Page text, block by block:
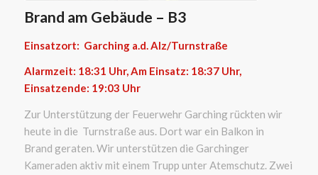
Brand am Gebäude – B3
Einsatzort: Garching a.d. Alz/Turnstraße
Alarmzeit: 18:31 Uhr, Am Einsatz: 18:37 Uhr,
Einsatzende: 19:03 Uhr
Zur Unterstützung der Feuerwehr Garching rückten wir
heute in die Turnstraße aus. Dort war ein Balkon in
Brand geraten. Wir unterstützen die Garchinger
Kameraden aktiv mit einem Trupp unter Atemschutz. Zwei